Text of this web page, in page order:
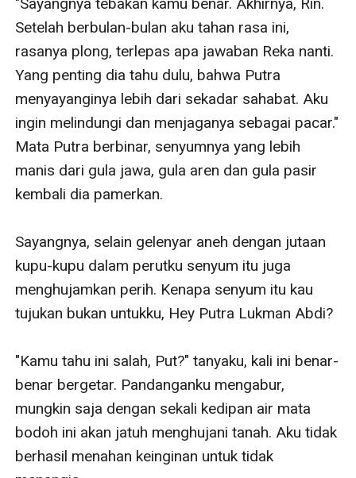
"Sayangnya tebakan kamu benar. Akhirnya, Rin.
Setelah berbulan-bulan aku tahan rasa ini,
rasanya plong, terlepas apa jawaban Reka nanti.
Yang penting dia tahu dulu, bahwa Putra
menyayanginya lebih dari sekadar sahabat. Aku
ingin melindungi dan menjaganya sebagai pacar."
Mata Putra berbinar, senyumnya yang lebih
manis dari gula jawa, gula aren dan gula pasir
kembali dia pamerkan.
Sayangnya, selain gelenyar aneh dengan jutaan
kupu-kupu dalam perutku senyum itu juga
menghujamkan perih. Kenapa senyum itu kau
tujukan bukan untukku, Hey Putra Lukman Abdi?
"Kamu tahu ini salah, Put?" tanyaku, kali ini benar-
benar bergetar. Pandanganku mengabur,
mungkin saja dengan sekali kedipan air mata
bodoh ini akan jatuh menghujani tanah. Aku tidak
berhasil menahan keinginan untuk tidak